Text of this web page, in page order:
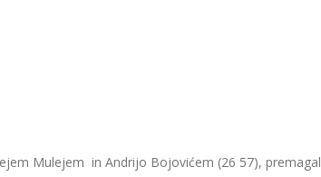
Mulejem in Andrijo Bojovićem (26 57), premagal